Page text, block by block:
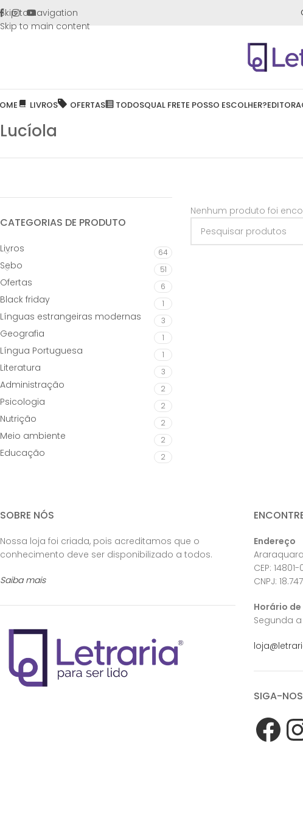
Skip to navigation
Skip to main content
LIVROS OFERTAS TODOSQUAL FRETE POSSO ESCOLHER?EDITORA
Lucíola
CATEGORIAS DE PRODUTO
Livros 64
Sebo 51
Ofertas 6
Black friday 1
Línguas estrangeiras modernas 3
Geografia 1
Língua Portuguesa 1
Literatura 3
Administração 2
Psicologia 2
Nutrição 2
Meio ambiente 2
Educação 2
Nenhum produto foi
SOBRE NÓS
Nossa loja foi criada, pois acreditamos que o
conhecimento deve ser disponibilizado a todos.
Saiba mais
Endereço
CEP:
CNPJ:
Horário
Segunda a
SIGA-NOS